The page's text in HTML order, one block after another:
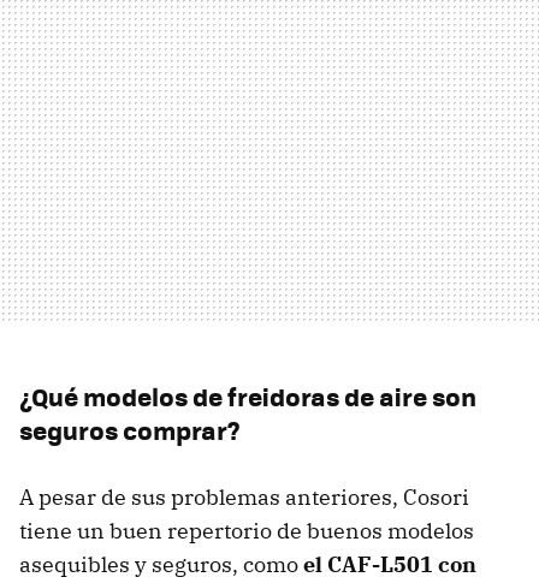
¿Qué modelos de freidoras de aire son
seguros comprar?
A pesar de sus problemas anteriores, Cosori
tiene un buen repertorio de buenos modelos
asequibles y seguros, comoel CAF-L501 con